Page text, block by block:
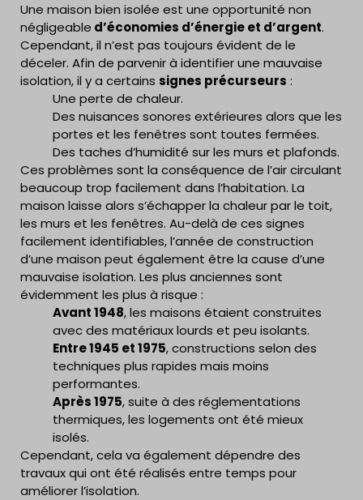
Une maison bien isolée est une opportunité non
négligeable d’économies d’énergie et d’argent.
Cependant, il n’est pas toujours évident de le
déceler. Afin de parvenir à identifier une mauvaise
isolation, il y a certains signes précurseurs :
Une perte de chaleur.
Des nuisances sonores extérieures alors que les
portes et les fenêtres sont toutes fermées.
Des taches d’humidité sur les murs et plafonds.
Ces problèmes sont la conséquence de l’air circulant
beaucoup trop facilement dans l’habitation. La
maison laisse alors s’échapper la chaleur par le toit,
les murs et les fenêtres. Au-delà de ces signes
facilement identifiables, l’année de construction
d’une maison peut également être la cause d’une
mauvaise isolation. Les plus anciennes sont
évidemment les plus à risque :
Avant 1948, les maisons étaient construites
avec des matériaux lourds et peu isolants.
Entre 1945 et 1975, constructions selon des
techniques plus rapides mais moins
performantes.
Après 1975, suite à des réglementations
thermiques, les logements ont été mieux
isolés.
Cependant, cela va également dépendre des
travaux qui ont été réalisés entre temps pour
améliorer l’isolation.